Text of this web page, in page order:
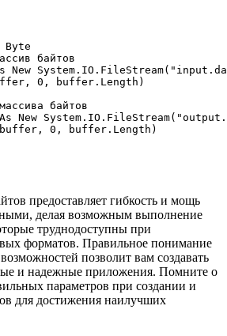
Byte
байтов
New
0, buffer.Length)
байтов
New
0, buffer.Length)
предоставляет гибкость и мощь
делая возможным выполнение
труднодоступны при
форматов. Правильное понимание
позволит вам создавать
и надежные приложения. Помните о
параметров при создании и
для достижения наилучших